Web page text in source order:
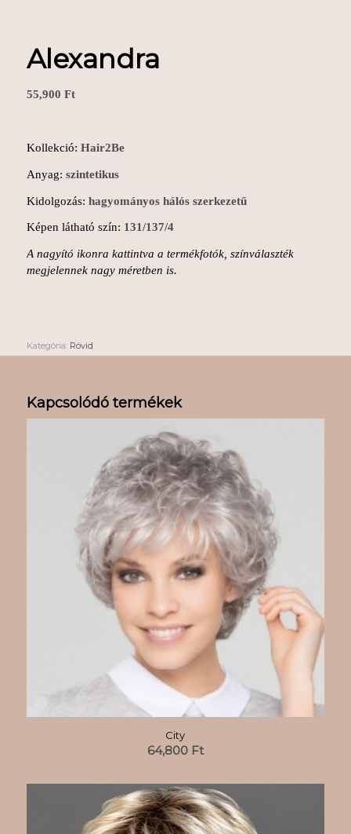
Alexandra
55,900 Ft
Kollekció: Hair2Be
Anyag: szintetikus
Kidolgozás: hagyományos hálós szerkezetű
Képen látható szín: 131/137/4
A nagyító ikonra kattintva a termékfotók, színválaszték
megjelennek nagy méretben is.
Kategória: Rövid
Kapcsolódó termékek
City
64,800 Ft